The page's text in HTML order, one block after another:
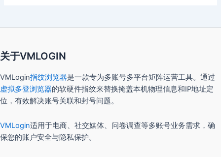
关于VMLOGIN
VMLogin指纹浏览器是一款专为多账号多平台矩阵运营工具。通过
虚拟多登浏览器的软硬件指纹来替换掩盖本机物理信息和IP地址定
位，有效解决账号关联和封号问题。
VMLogin适用于电商、社交媒体、问卷调查等多账号业务需求，确
保您的账户安全与隐私保护。